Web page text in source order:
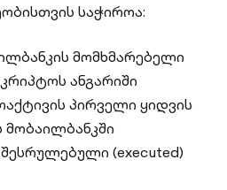
საჭიროა:
მომხმარებელი
ანგარიში
პირველი ყიდვის
მობაილბანკში
(executed)